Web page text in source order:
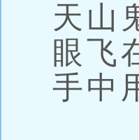
天山
眼飞
手中